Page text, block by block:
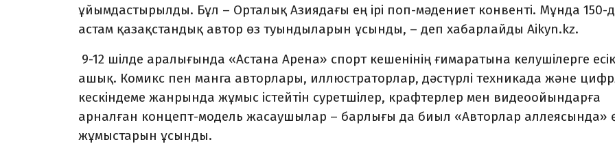
ұйымдастырылды. Бұл – Орталық Азиядағы ең ірі поп-мәдениет конвенті. Мұнда 150-
астам қазақстандық автор өз туындыларын ұсынды, – деп хабарлайды Aikyn.kz.
9-12 шілде аралығында «Астана Арена» спорт кешенінің ғимаратына келушілерге есік
ашық. Комикс пен манга авторлары, иллюстраторлар, дәстүрлі техникада және
кескіндеме жанрында жұмыс істейтін суретшілер, крафтерлер мен видеоойындарға
арналған концепт-модель жасаушылар – барлығы да биыл «Авторлар аллеясында»
жұмыстарын ұсынды.